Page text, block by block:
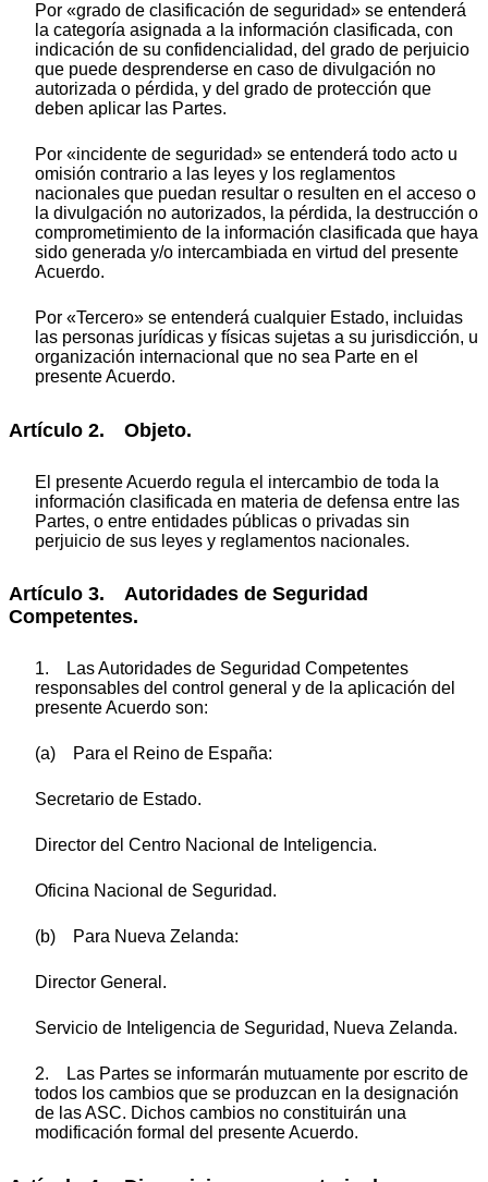
Por «grado de clasificación de seguridad» se entenderá
la categoría asignada a la información clasificada, con
indicación de su confidencialidad, del grado de perjuicio
que puede desprenderse en caso de divulgación no
autorizada o pérdida, y del grado de protección que
deben aplicar las Partes.
Por «incidente de seguridad» se entenderá todo acto u
omisión contrario a las leyes y los reglamentos
nacionales que puedan resultar o resulten en el acceso o
la divulgación no autorizados, la pérdida, la destrucción o
comprometimiento de la información clasificada que haya
sido generada y/o intercambiada en virtud del presente
Acuerdo.
Por «Tercero» se entenderá cualquier Estado, incluidas
las personas jurídicas y físicas sujetas a su jurisdicción, u
organización internacional que no sea Parte en el
presente Acuerdo.
Artículo 2. Objeto.
El presente Acuerdo regula el intercambio de toda la
información clasificada en materia de defensa entre las
Partes, o entre entidades públicas o privadas sin
perjuicio de sus leyes y reglamentos nacionales.
Artículo 3. Autoridades de Seguridad
Competentes.
1. Las Autoridades de Seguridad Competentes
responsables del control general y de la aplicación del
presente Acuerdo son:
(a) Para el Reino de España:
Secretario de Estado.
Director del Centro Nacional de Inteligencia.
Oficina Nacional de Seguridad.
(b) Para Nueva Zelanda:
Director General.
Servicio de Inteligencia de Seguridad, Nueva Zelanda.
2. Las Partes se informarán mutuamente por escrito de
todos los cambios que se produzcan en la designación
de las ASC. Dichos cambios no constituirán una
modificación formal del presente Acuerdo.